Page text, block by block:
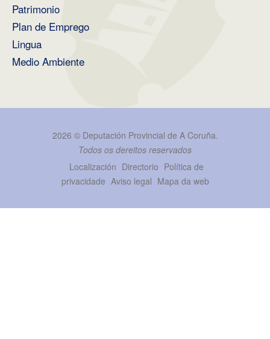
Patrimonio
Plan de Emprego
Lingua
Medio Ambiente
2026 © Deputación Provincial de A Coruña.
Todos os dereitos reservados
Localización Directorio Política de
privacidade Aviso legal Mapa da web